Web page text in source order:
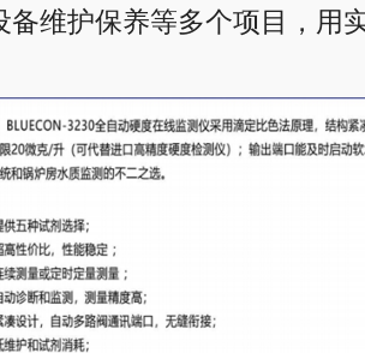
备维护保养等多个项目，用